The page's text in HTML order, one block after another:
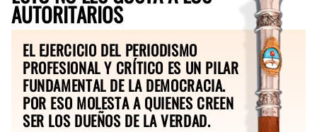
AUTORITARIOS
EL EJERCICIO DEL PERIODISMO
PROFESIONAL Y CRÍTICO ES UN PILAR
FUNDAMENTAL DE LA DEMOCRACIA.
POR ESO MOLESTA A QUIENES CREEN
SER LOS DUEÑOS DE LA VERDAD.